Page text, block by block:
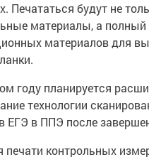
Печататься будут не
материалы, а полный
материалов для
году планируется
технологии
ЕГЭ в ППЭ после
печати контрольных